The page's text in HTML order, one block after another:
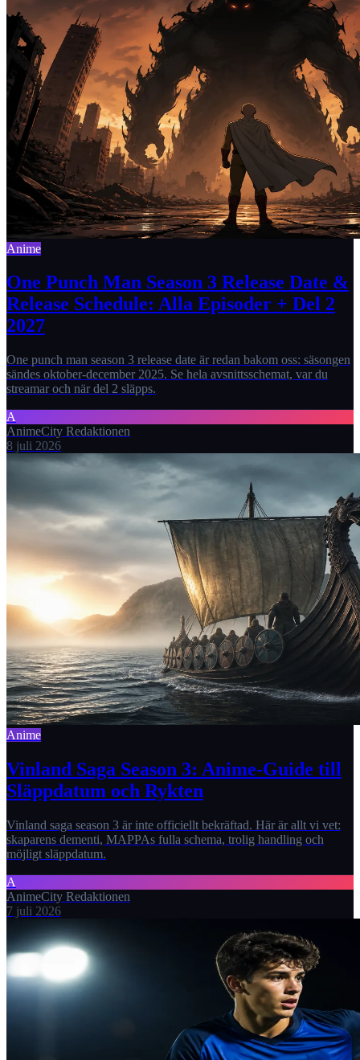
Anime
One Punch Man Season 3 Release Date &
Release Schedule: Alla Episoder + Del 2
2027
One punch man season 3 release date är redan bakom oss: säsongen
sändes oktober-december 2025. Se hela avsnittsschemat, var du
streamar och när del 2 släpps.
A
AnimeCity Redaktionen
8 juli 2026
Anime
Vinland Saga Season 3: Anime-Guide till
Släppdatum och Rykten
Vinland saga season 3 är inte officiellt bekräftad. Här är allt vi vet:
skaparens dementi, MAPPAs fulla schema, trolig handling och
möjligt släppdatum.
A
AnimeCity Redaktionen
7 juli 2026